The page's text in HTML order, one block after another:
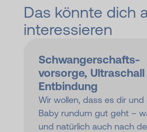
Das könnte dich
interessieren
Schwanger­schafts­
vorsorge, Ultra­schall
Ent­bindung
Wir wollen, dass es dir und
Baby rundum gut geht –
und natürlich auch nach